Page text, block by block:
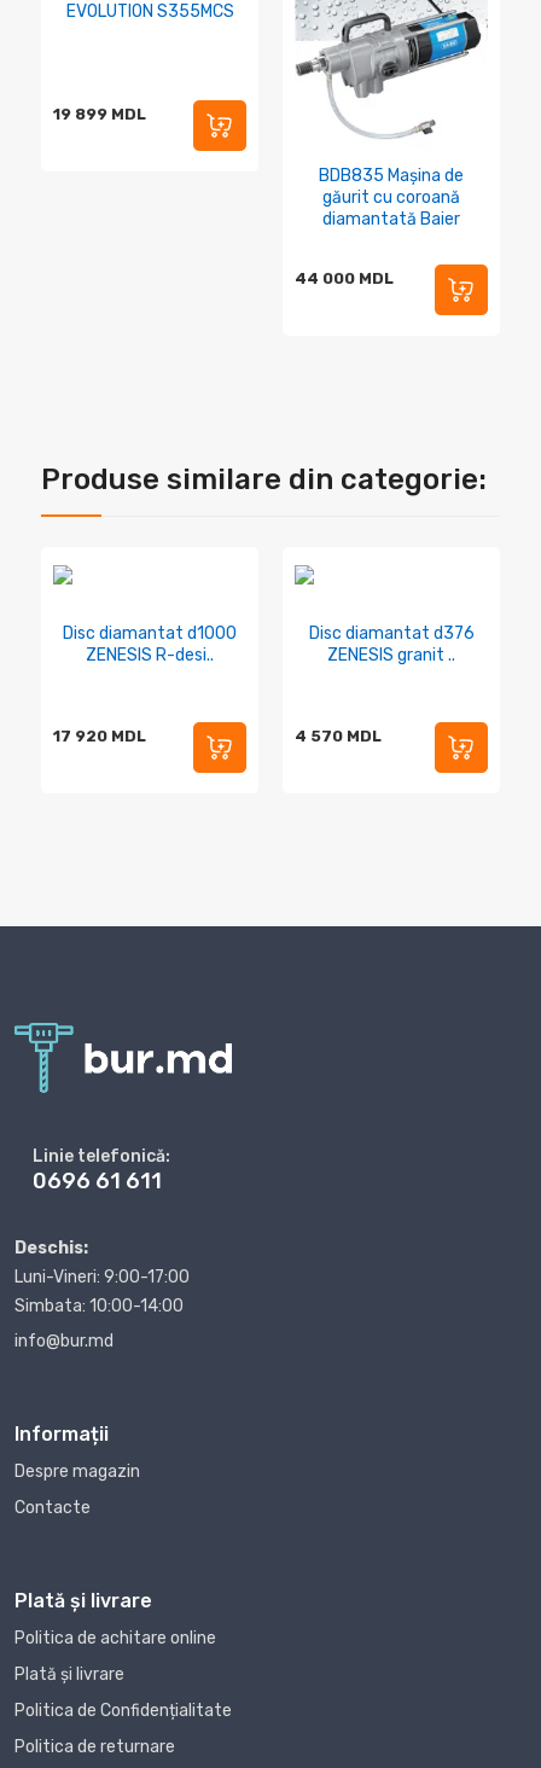
EVOLUTION S355MCS
19 899 MDL
BDB835 Mașina de
găurit cu coroană
diamantată Baier
44 000 MDL
Produse similare din categorie:
Disc diamantat d1000
ZENESIS R-desi..
17 920 MDL
Disc diamantat d376
ZENESIS granit ..
4 570 MDL
Linie telefonică:
0696 61 611
Deschis:
Luni-Vineri: 9:00-17:00
Simbata: 10:00-14:00
info@bur.md
Informații
Despre magazin
Contacte
Plată și livrare
Politica de achitare online
Plată și livrare
Politica de Confidențialitate
Politica de returnare